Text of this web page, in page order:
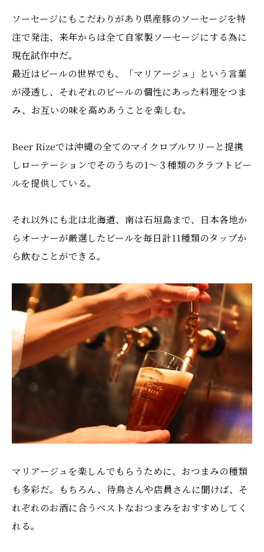
ソーセージにもこだわりがあり県産豚のソーセージを特
注で発注、来年からは全て自家製ソーセージにする為に
現在試作中だ。
最近はビールの世界でも、「マリアージュ」という言葉
が浸透し、それぞれのビールの個性にあった料理をつま
み、お互いの味を高めあうことを楽しむ。
Beer Rizeでは沖縄の全てのマイクロブルワリーと提携
しローテーションでそのうちの1～３種類のクラフトビー
ルを提供している。
それ以外にも北は北海道、南は石垣島まで、日本各地か
らオーナーが厳選したビールを毎日計11種類のタップか
ら飲むことができる。
マリアージュを楽しんでもらうために、おつまみの種類
も多彩だ。もちろん、待鳥さんや店員さんに聞けば、そ
れぞれのお酒に合うベストなおつまみをおすすめしてく
れる。